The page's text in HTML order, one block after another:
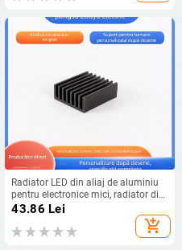
Radiator LED din aliaj de aluminiu
pentru electronice mici, radiator din
profil de aluminiu, radiator MOSFET,
43.86 Lei
add_shopping_cart